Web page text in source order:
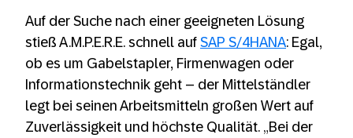
Auf der Suche nach einer geeigneten Lösung
stieß A.M.P.E.R.E. schnell auf SAP S/4HANA: Egal,
ob es um Gabelstapler, Firmenwagen oder
Informationstechnik geht – der Mittelständler
legt bei seinen Arbeitsmitteln großen Wert auf
Zuverlässigkeit und höchste Qualität. „Bei der